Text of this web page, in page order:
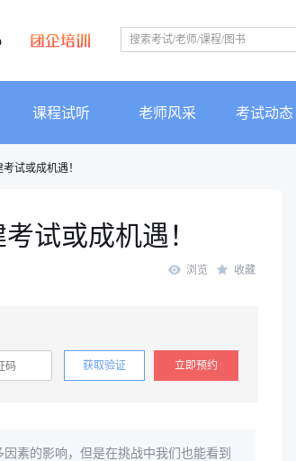
课程试听 老师风采 考试动态
试或成机遇！
试或成机遇！
浏览 收藏
获取验证 立即预约
素的影响，但是在挑战中我们也能看到